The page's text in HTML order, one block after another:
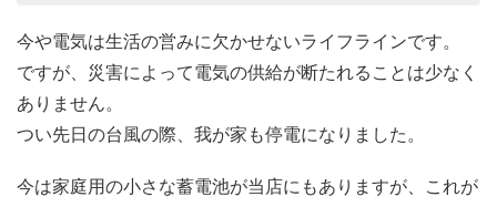
今や電気は生活の営みに欠かせないライフラインです。
ですが、災害によって電気の供給が断たれることは少なく
ありません。
つい先日の台風の際、我が家も停電になりました。
今は家庭用の小さな蓄電池が当店にもありますが、これが